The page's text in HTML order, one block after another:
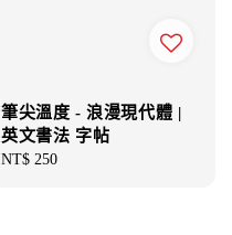
筆尖溫度 - 浪漫現代體 |
英文書法 字帖
Regular
NT$ 250